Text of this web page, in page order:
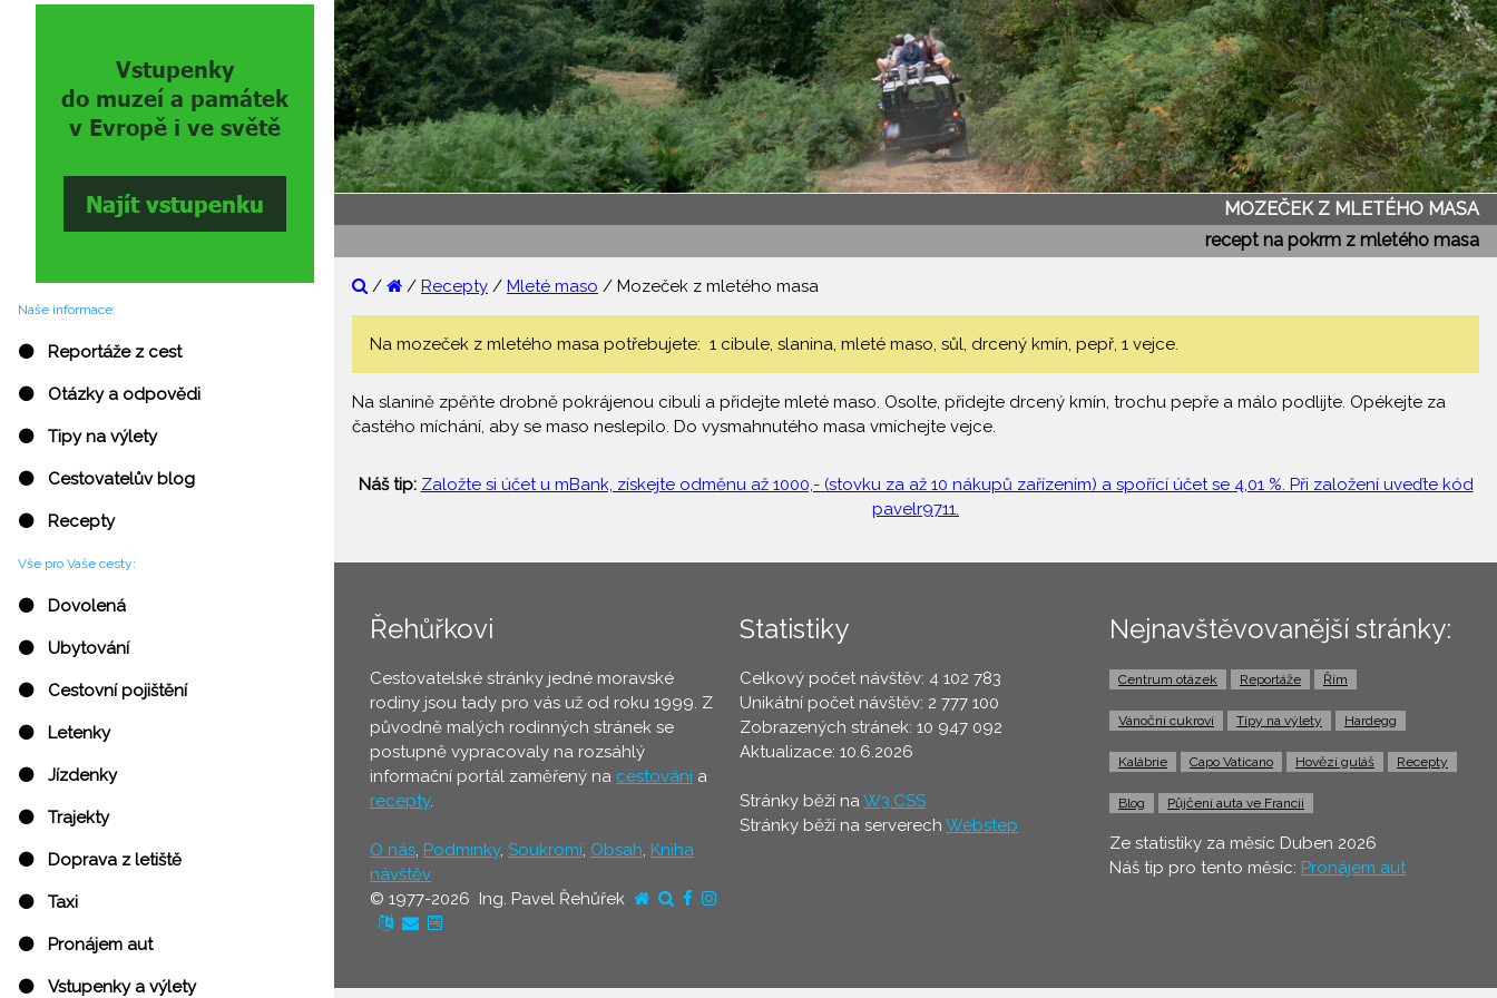
Naše informace:
⚫ Reportáže z cest
⚫ Otázky a odpovědi
⚫ Tipy na výlety
⚫ Cestovatelův blog
⚫ Recepty
Vše pro Vaše cesty:
⚫ Dovolená
⚫ Ubytování
⚫ Cestovní pojištění
⚫ Letenky
⚫ Jízdenky
⚫ Trajekty
⚫ Doprava z letiště
⚫ Taxi
⚫ Pronájem aut
⚫ Vstupenky a výlety
MOZEČEK Z MLETÉHO MASA
recept na pokrm z mletého masa
/ / Recepty / Mleté maso / Mozeček z mletého masa
Na mozeček z mletého masa potřebujete: 1 cibule, slanina, mleté maso, sůl, drcený kmín, pepř, 1 vejce.
Na slanině zpěňte drobně pokrájenou cibuli a přidejte mleté maso. Osolte, přidejte drcený kmín, trochu pepře a málo podlijte. Opékejte za
častého míchání, aby se maso neslepilo. Do vysmahnutého masa vmíchejte vejce.
Náš tip: Založte si účet u mBank, získejte odměnu až 1000,- (stovku za až 10 nákupů zařízením) a spořící účet se 4,01 %. Při založení uveďte kód
pavelr9711.
Řehůřkovi
Cestovatelské stránky jedné moravské
rodiny jsou tady pro vás už od roku 1999. Z
původně malých rodinných stránek se
postupně vypracovaly na rozsáhlý
informační portál zaměřený na cestování a
recepty.
O nás, Podmínky, Soukromí, Obsah, Kniha
návštěv
© 1977-2026 Ing. Pavel Řehůřek
Statistiky
Celkový počet návštěv: 4 102 783
Unikátní počet návštěv: 2 777 100
Zobrazených stránek: 10 947 092
Aktualizace: 10.6.2026
Stránky běží naW3.CSS
Stránky běží na serverech Webstep
Nejnavštěvovanější stránky:
Centrum otázek Reportáže Řím
Vánoční cukroví Tipy na výlety Hardegg
Kalábrie Capo Vaticano Hovězí guláš Recepty
Blog Půjčení auta ve Francii
Ze statistiky za měsíc Duben 2026
Náš tip pro tento měsíc: Pronájem aut